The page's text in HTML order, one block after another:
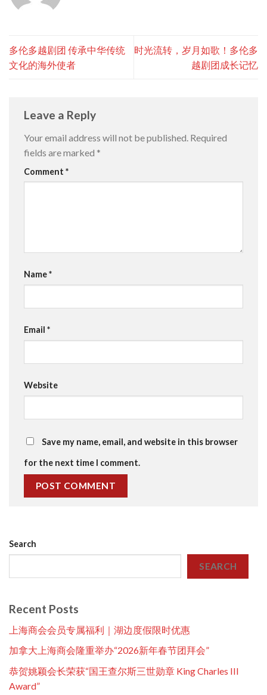
多伦多越剧团 传承中华传统
文化的海外使者
时光流转，岁月如歌！多伦多
越剧团成长记忆
Leave a Reply
Your email address will not be published. Required
fields are marked *
Comment *
Name*
Email *
Website
Save my name, email, and website in this browser
for the next time I comment.
Search
SEARCH
Recent Posts
上海商会会员专属福利｜湖边度假限时优惠
加拿大上海商会隆重举办“2026新年春节团拜会”
恭贺姚颖会长荣获“国王查尔斯三世勋章 King Charles III
Award”